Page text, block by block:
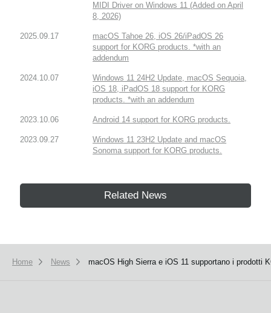
MIDI Driver on Windows 11 (Added on April
8, 2026)
2025.09.17
macOS Tahoe 26, iOS 26/iPadOS 26
support for KORG products. *with an
addendum
2024.10.07
Windows 11 24H2 Update, macOS Sequoia,
iOS 18, iPadOS 18 support for KORG
products. *with an addendum
2023.10.06 Android 14 support for KORG products.
2023.09.27
Windows 11 23H2 Update and macOS
Sonoma support for KORG products.
Related News
Home News macOS High Sierra e iOS 11 supportano i prodotti